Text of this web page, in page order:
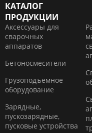
КАТАЛОГ
ПРОДУКЦИИ
Аксессуары для
сварочных
аппаратов
Бетоносмесители
Грузоподъемное
оборудование
Зарядные,
пускозарядные,
пусковые устройства